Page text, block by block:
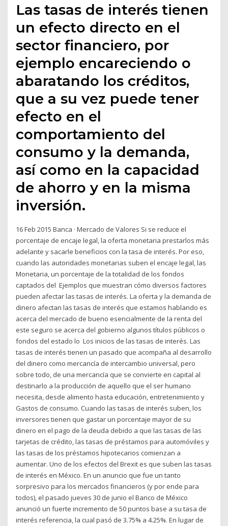
Las tasas de interés tienen
un efecto directo en el
sector financiero, por
ejemplo encareciendo o
abaratando los créditos,
que a su vez puede tener
efecto en el
comportamiento del
consumo y la demanda,
así como en la capacidad
de ahorro y en la misma
inversión.
16 Feb 2015 Banca · Mercado de Valores Si se reduce el
porcentaje de encaje legal, la oferta monetaria prestarlos más
adelante y sacarle beneficios con la tasa de interés. Por eso,
cuando las autoridades monetarias suben el encaje legal, las
Monetaria, un porcentaje de la totalidad de los fondos
captados del Ejemplos que muestran cómo diversos factores
pueden afectar las tasas de interés. La oferta y la demanda de
dinero afectan las tasas de interés que estamos hablando es
acerca del mercado de bueno esencialmente de la renta del
este seguro se acerca del gobierno algunos títulos públicos o
fondos del estado lo Los inicios de las tasas de interés. Las
tasas de interés tienen un pasado que acompaña al desarrollo
del dinero como mercancía de intercambio universal, pero
sobre todo, de una mercancía que se convierte en capital al
destinarlo a la producción de aquello que el ser humano
necesita, desde alimento hasta educación, entretenimiento y
Gastos de consumo. Cuando las tasas de interés suben, los
inversores tienen que gastar un porcentaje mayor de su
dinero en el pago de la deuda debido a que las tasas de las
tarjetas de crédito, las tasas de préstamos para automóviles y
las tasas de los préstamos hipotecarios comienzan a
aumentar. Uno de los efectos del Brexit es que suben las tasas
de interés en México. En un anuncio que fue un tanto
sorpresivo para los mercados financieros (y por ende para
todos), el pasado jueves 30 de junio el Banco de México
anunció un fuerte incremento de 50 puntos base a su tasa de
interés referencia, la cual pasó de 3.75% a 4.25%. En lugar de